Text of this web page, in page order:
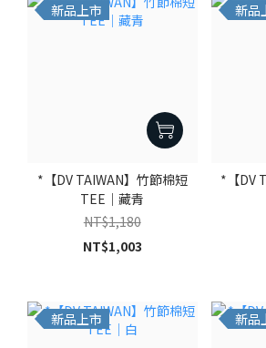
新品上市
*【DV TAIWAN】竹節棉短
TEE｜藏青
NT$1,180
NT$1,003
新品
*【DV
新品上市 新品